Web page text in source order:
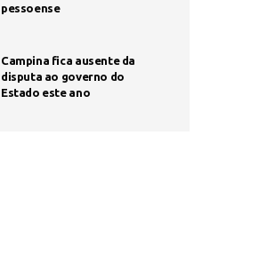
pessoense
Campina fica ausente da
disputa ao governo do
Estado este ano